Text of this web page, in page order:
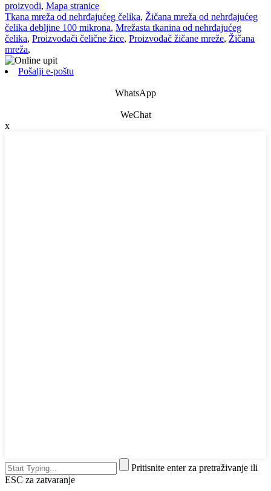
proizvodi, Mapa stranice
Tkana mreža od nehrđajućeg čelika, Žičana mreža od nehrđajućeg
čelika debljine 100 mikrona, Mrežasta tkanina od nehrđajućeg
čelika, Proizvođači čelične žice, Proizvođač žičane mreže, Žičana
mreža,
Pošalji e-poštu
WhatsApp
WeChat
x
Pritisnite enter za pretraživanje ili
ESC za zatvaranje